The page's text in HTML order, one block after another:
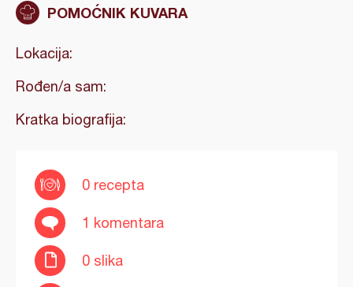
POMOĆNIK KUVARA
Lokacija:
Rođen/a sam:
Kratka biografija:
0 recepta
1 komentara
0 slika